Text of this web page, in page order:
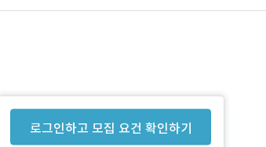
로그인하고 모집 요건 확인하기